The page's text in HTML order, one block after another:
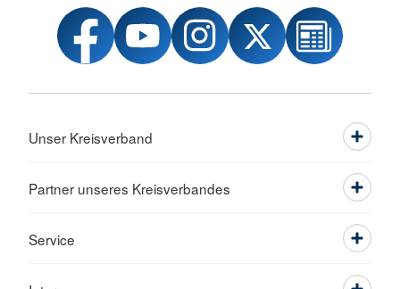
Unser Kreisverband
Partner unseres Kreisverbandes
Service